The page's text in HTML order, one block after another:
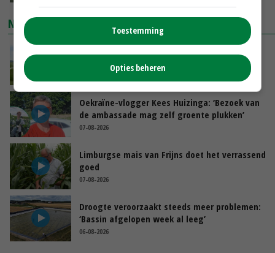
NIEUWSTE VIDEO'S
Oekraïne-vlogger Kees Huizinga: ‘Bezoek van
de ambassade mag zelf groente plukken’
07-08-2026
Limburgse mais van Frijns doet het verrassend
goed
07-08-2026
Droogte veroorzaakt steeds meer problemen:
‘Bassin afgelopen week al leeg’
06-08-2026
Toestemming
Opties beheren